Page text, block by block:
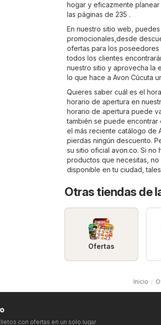
hogar y eficazmente
las páginas de 235 .
En nuestro sitio web,
promocionales,desde
ofertas para los poseedores
todos los clientes
nuestro sitio y aprovecha la
lo que hace a Avon Cúcuta
Quieres saber cuál es el
horario de apertura en
horario de apertura puede
también se puede encontrar
el más reciente catálogo de
pierdas ningún descuento.
su sitio oficial avon.co. Si no
productos que necesitas,
disponible en tu ciudad,
Otras tiendas de
Ofertas
Inicio
con ofertas en un solo lugar